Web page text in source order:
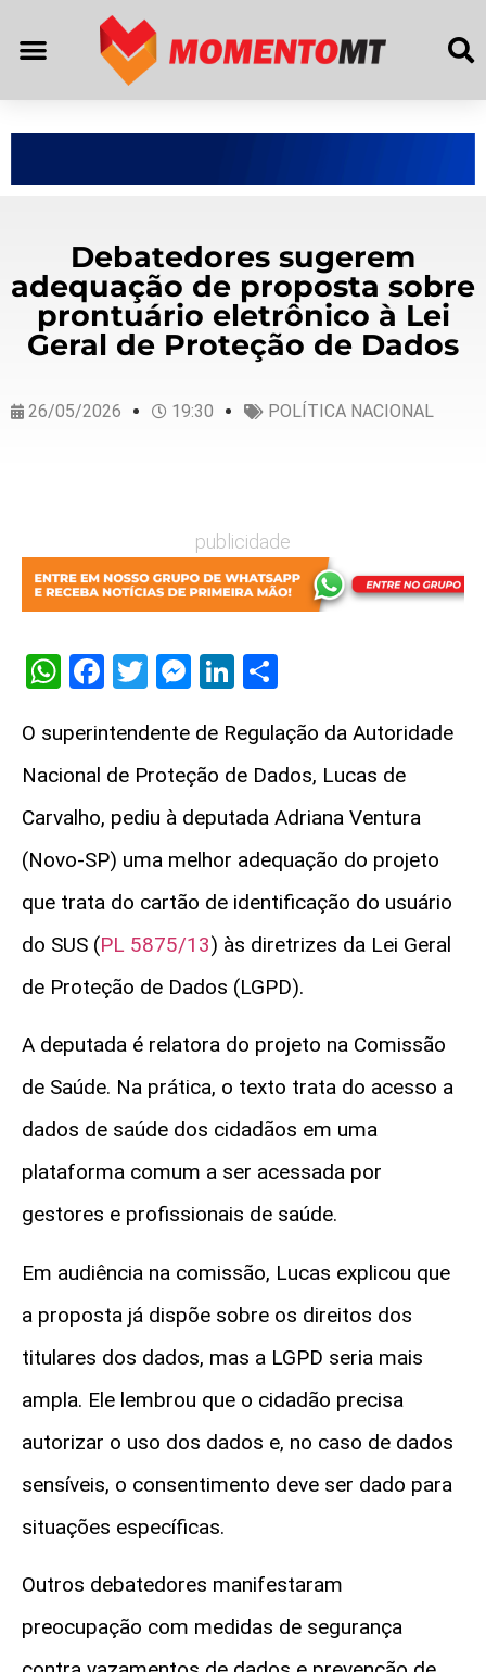
Debatedores sugerem
adequação de proposta sobre
prontuário eletrônico à Lei
Geral de Proteção de Dados
26/05/2026 19:30 POLÍTICA NACIONAL
publicidade
WhatsApp
Facebook
Twitter
Messenger
LinkedIn
O superintendente de Regulação da Autoridade
Nacional de Proteção de Dados, Lucas de
Carvalho, pediu à deputada Adriana Ventura
(Novo-SP) uma melhor adequação do projeto
que trata do cartão de identificação do usuário
do SUS (PL 5875/13) às diretrizes da Lei Geral
de Proteção de Dados (LGPD).
A deputada é relatora do projeto na Comissão
de Saúde. Na prática, o texto trata do acesso a
dados de saúde dos cidadãos em uma
plataforma comum a ser acessada por
gestores e profissionais de saúde.
Em audiência na comissão, Lucas explicou que
a proposta já dispõe sobre os direitos dos
titulares dos dados, mas a LGPD seria mais
ampla. Ele lembrou que o cidadão precisa
autorizar o uso dos dados e, no caso de dados
sensíveis, o consentimento deve ser dado para
situações específicas.
Outros debatedores manifestaram
preocupação com medidas de segurança